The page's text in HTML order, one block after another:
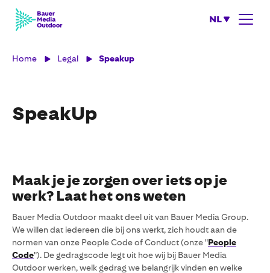
NL
Home Legal Speakup
SpeakUp
Maak je je zorgen over iets op je
werk? Laat het ons weten
Bauer Media Outdoor maakt deel uit van Bauer Media Group.
We willen dat iedereen die bij ons werkt, zich houdt aan de
normen van onze People Code of Conduct (onze "People
Code"). De gedragscode legt uit hoe wij bij Bauer Media
Outdoor werken, welk gedrag we belangrijk vinden en welke